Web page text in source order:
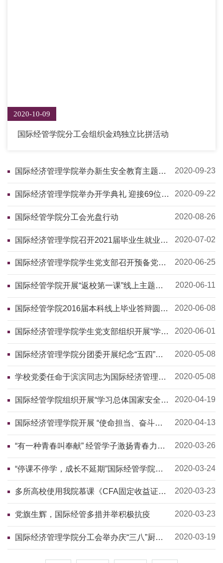
2020-10-09
国际经管学院分工会组织金鸡独立比拼活动
国际经济管理学院举办新生安全教育主题讲
座
2020-09-23
国际经济管理学院举办开学典礼 迎接69位新
生
2020-09-22
国际经管学院分工会光盘行动 2020-08-26
国际经济管理学院召开2021届毕业生就业动
员会暨就业经验分享会
2020-07-02
国际经济管理学院学生党支部召开预备党员
转正大会暨毕业生党员离校教育专题会
2020-06-25
国际经管学院开展“返校第一课”线上主题班
会
2020-06-11
国际经管学院2016届本科线上毕业答辩圆满
完成并接受中国教育电视台现场专访
2020-06-08
国际经济管理学院学生党支部组织开展“学
习“两会”精神，践行时代使命”主题活动
2020-06-01
国际经济管理学院分团委开展纪念“五四”运
动系列主题活动
2020-05-08
学校党委任命于滨滨同志为国际经济管理学
院党总支副书记
2020-05-08
国际经管学院组织开展“学习总体国家安全
观”主题讲座
2020-04-19
国际经济管理学院开展 “使命担当、奋斗有
我”网络主题团日活动
2020-04-13
“有一种青春叫奉献” 经管学子激扬青春力量
勇担时代重任
2020-03-26
“停课不停学，成长不延期”国际经管学院开
展线上“云教学”
2020-03-24
多所高校使用我院慕课《CFA固定收益证
券》进行在线教学活动
2020-03-23
党旗生辉，国际经管多措并举积极抗疫 2020-03-23
国际经济管理学院分工会举办庆“三八”厨艺
接力赛
2020-03-19